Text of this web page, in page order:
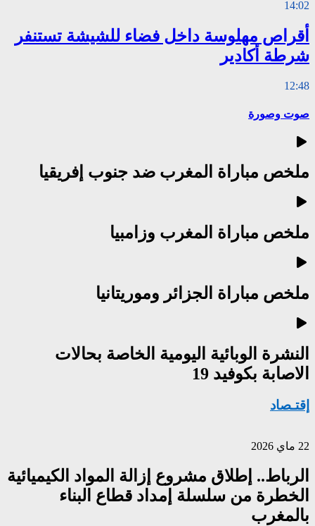
14:02
أقراص مهلوسة داخل فضاء للشيشة تستنفر
شرطة أكادير
12:48
صوت وصورة
ملخص مباراة المغرب ضد جنوب إفريقيا
ملخص مباراة المغرب وزامبيا
ملخص مباراة الجزائر وموريتانيا
النشرة الوبائية اليومية الخاصة بحالات
الاصابة بكوفيد 19
إقتـصاد
22 ماي 2026
الرباط.. إطلاق مشروع إزالة المواد الكيميائية
الخطرة من سلسلة إمداد قطاع البناء
بالمغرب